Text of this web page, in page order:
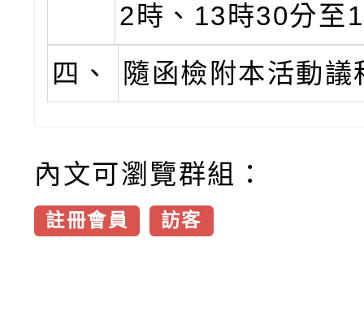
2時、13時30分至
四、
隨函檢附本活動議
內文可瀏覽群組：
註冊會員 訪客